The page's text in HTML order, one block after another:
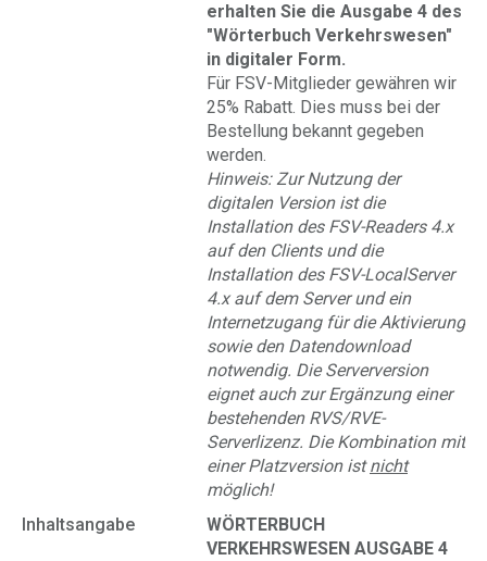
erhalten Sie die Ausgabe 4 des
"Wörterbuch Verkehrswesen"
in digitaler Form.
Für FSV-Mitglieder gewähren wir
25% Rabatt. Dies muss bei der
Bestellung bekannt gegeben
werden.
Hinweis: Zur Nutzung der
digitalen Version ist die
Installation des FSV-Readers 4.x
auf den Clients unddie
Installation des FSV-LocalServer
4.x auf dem Server undein
Internetzugang für die Aktivierung
sowie den Datendownload
notwendig. Die Serverversion
eignet auch zur Ergänzung einer
bestehenden RVS/RVE-
Serverlizenz. Die Kombination mit
einer Platzversion istnicht
möglich!
Inhaltsangabe
WÖRTERBUCH
VERKEHRSWESEN AUSGABE 4